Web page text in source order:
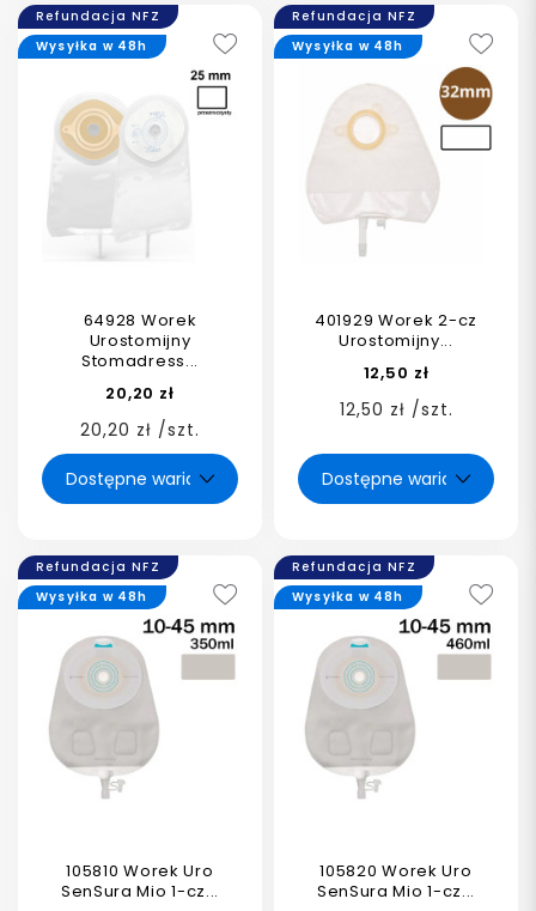
Refundacja NFZ
64928 Worek
Urostomijny
Stomadress...
20,20 zł
20,20 zł /szt.
Wysyłka w 48h
Refundacja NFZ
401929 Worek 2-cz
Urostomijny...
12,50 zł
12,50 zł /szt.
Wysyłka w 48h
Refundacja NFZ
105810 Worek Uro
SenSura Mio 1-cz...
Wysyłka w 48h
Refundacja NFZ
105820 Worek Uro
SenSura Mio 1-cz...
Wysyłka w 48h